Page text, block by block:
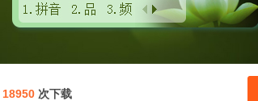
18950 次下载